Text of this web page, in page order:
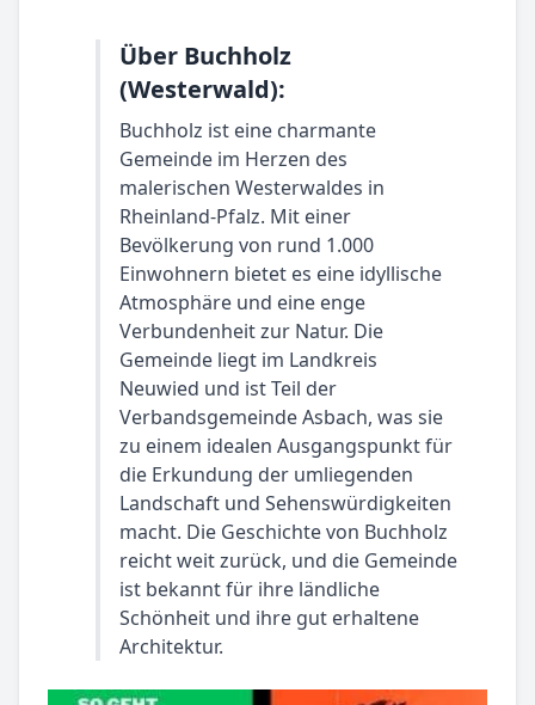
Über Buchholz
(Westerwald):
Buchholz ist eine charmante
Gemeinde im Herzen des
malerischen Westerwaldes in
Rheinland-Pfalz. Mit einer
Bevölkerung von rund 1.000
Einwohnern bietet es eine idyllische
Atmosphäre und eine enge
Verbundenheit zur Natur. Die
Gemeinde liegt im Landkreis
Neuwied und ist Teil der
Verbandsgemeinde Asbach, was sie
zu einem idealen Ausgangspunkt für
die Erkundung der umliegenden
Landschaft und Sehenswürdigkeiten
macht. Die Geschichte von Buchholz
reicht weit zurück, und die Gemeinde
ist bekannt für ihre ländliche
Schönheit und ihre gut erhaltene
Architektur.